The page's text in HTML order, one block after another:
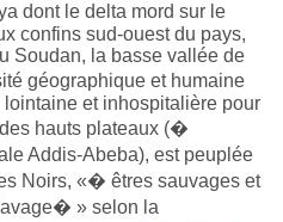
dont le delta mord sur le
confins sud-ouest du pays,
Soudan, la basse vallée de
géographique et humaine
et inhospitalière pour
hauts plateaux (�
Addis-Abeba), est peuplée
Noirs, «� êtres sauvages et
» selon la